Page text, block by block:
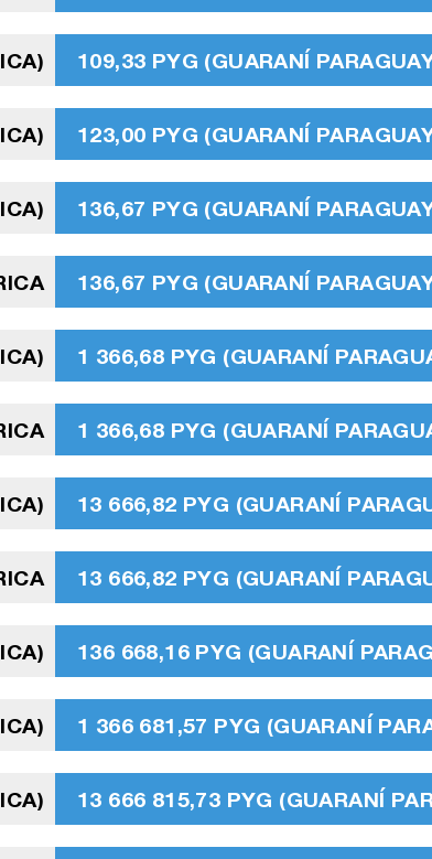
109,33 PYG (GUARANÍ
123,00 PYG (GUARANÍ
136,67 PYG (GUARANÍ
136,67 PYG (GUARANÍ
1 366,68 PYG (GUARANÍ
1 366,68 PYG (GUARANÍ
13 666,82 PYG (GUARANÍ
13 666,82 PYG (GUARANÍ
136 668,16 PYG (GUARANÍ
1 366 681,57 PYG (GUARANÍ
13 666 815,73 PYG (GUARANÍ